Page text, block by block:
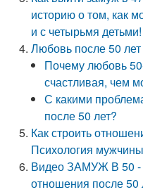
историю о том, как
и с четырьмя детьми!
Любовь после 50 лет
Почему любовь
счастливая, чем
С какими
после 50 лет?
Как строить
Психология
Видео ЗАМУЖ В 50 -
отношения после 50